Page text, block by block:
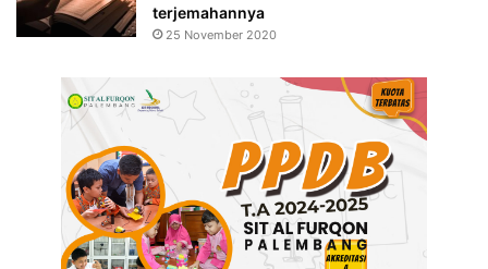
terjemahannya
25 November 2020